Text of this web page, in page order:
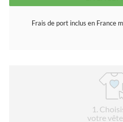
Frais de port inclus en France
1 .
votre